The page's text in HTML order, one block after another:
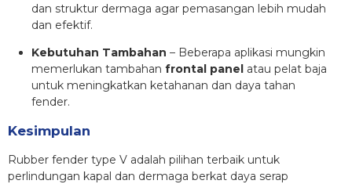
dan struktur dermaga agar pemasangan lebih mudah
dan efektif.
Kebutuhan Tambahan – Beberapa aplikasi mungkin
memerlukan tambahan frontal panel atau pelat baja
untuk meningkatkan ketahanan dan daya tahan
fender.
Kesimpulan
Rubber fender type V adalah pilihan terbaik untuk
perlindungan kapal dan dermaga berkat daya serap